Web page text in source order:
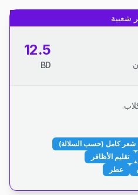
شعبية
12.5
BD
كامل (حسب السلالة)
تقليم الأظافر
عطر